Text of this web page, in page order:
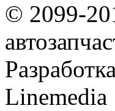
© 2099-
Linemedia